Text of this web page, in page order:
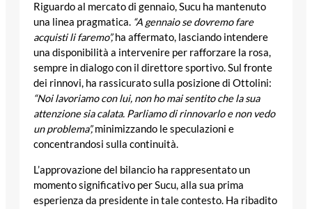
Riguardo al mercato di gennaio, Sucu ha mantenuto
una linea pragmatica. “A gennaio se dovremo fare
acquisti li faremo”,ha affermato, lasciando intendere
una disponibilità a intervenire per rafforzare la rosa,
sempre in dialogo con il direttore sportivo. Sul fronte
dei rinnovi, ha rassicurato sulla posizione di Ottolini:
“Noi lavoriamo con lui, non ho mai sentito che la sua
attenzione sia calata. Parliamo di rinnovarlo e non vedo
un problema”,minimizzando le speculazioni e
concentrandosi sulla continuità.
L’approvazione del bilancio ha rappresentato un
momento significativo per Sucu, alla sua prima
esperienza da presidente in tale contesto. Ha ribadito